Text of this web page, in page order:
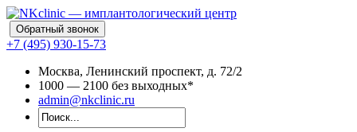
Обратный звонок
+7 (495) 930-15-73
Москва, Ленинский проспект, д. 72/2
1000 — 2100 без выходных*
admin@nkclinic.ru